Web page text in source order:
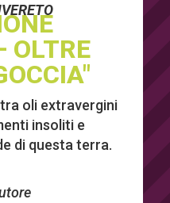
OLTRE
oli extravergini
insoliti e
di questa terra.